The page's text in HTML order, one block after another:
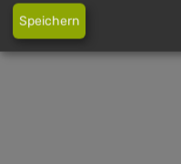
Speichern